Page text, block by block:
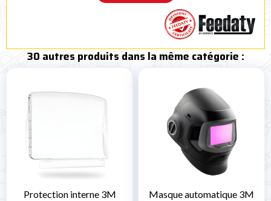
30 autres produits dans la même catégorie :
Protection interne 3M
Masque automatique 3M